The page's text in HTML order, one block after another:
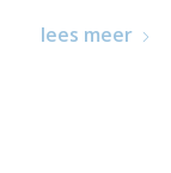
lees meer